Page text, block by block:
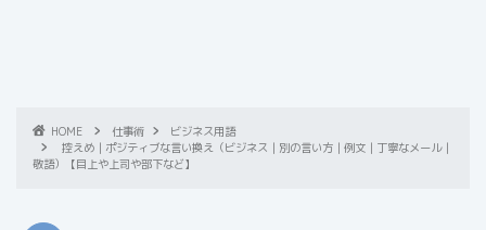
HOME 仕事術
ビジネス用語
控えめ｜ポジティブな言い換え（ビジネス｜別の言い方｜例文｜丁寧なメール｜
敬語）【目上や上司や部下など】